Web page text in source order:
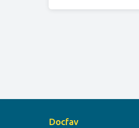
Docfav